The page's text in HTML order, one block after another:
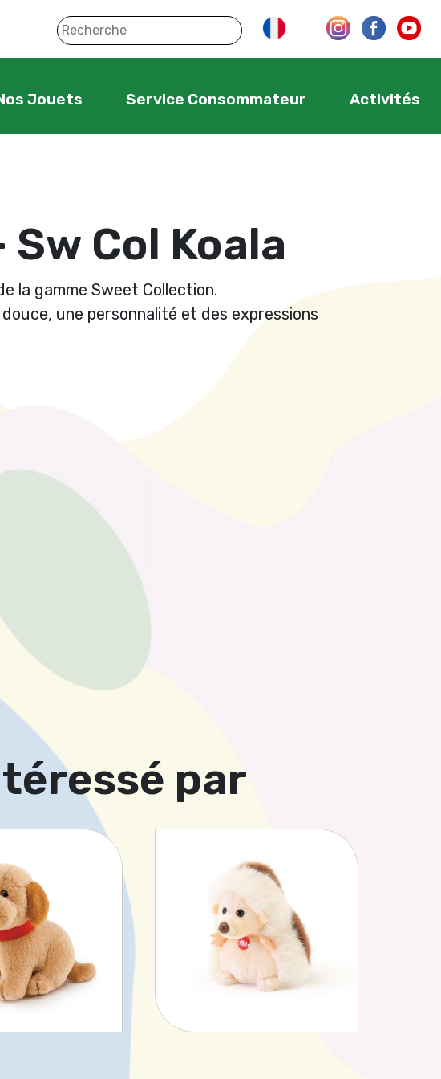
Jouets Service Consommateur Activités
Sw Col Koala
la gamme Sweet Collection.
une personnalité et des expressions
par